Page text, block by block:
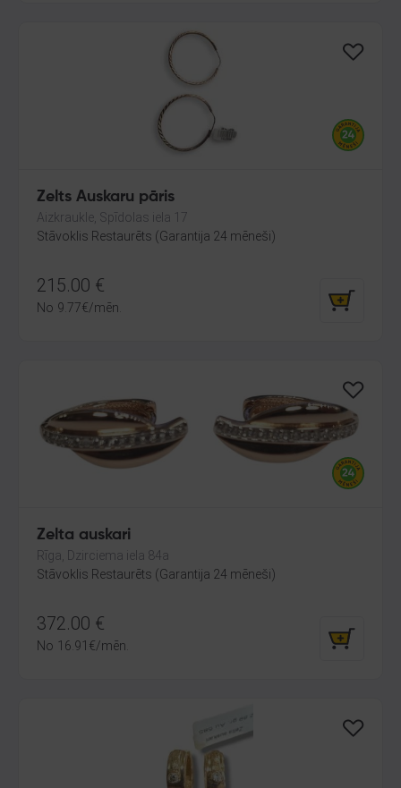
Zelts Auskaru pāris
Aizkraukle, Spīdolas iela 17
Stāvoklis Restaurēts (Garantija 24 mēneši)
215.00 €
No 9.77€/mēn.
Zelta auskari
Rīga, Dzirciema iela 84a
Stāvoklis Restaurēts (Garantija 24 mēneši)
372.00 €
No 16.91 €/mēn.